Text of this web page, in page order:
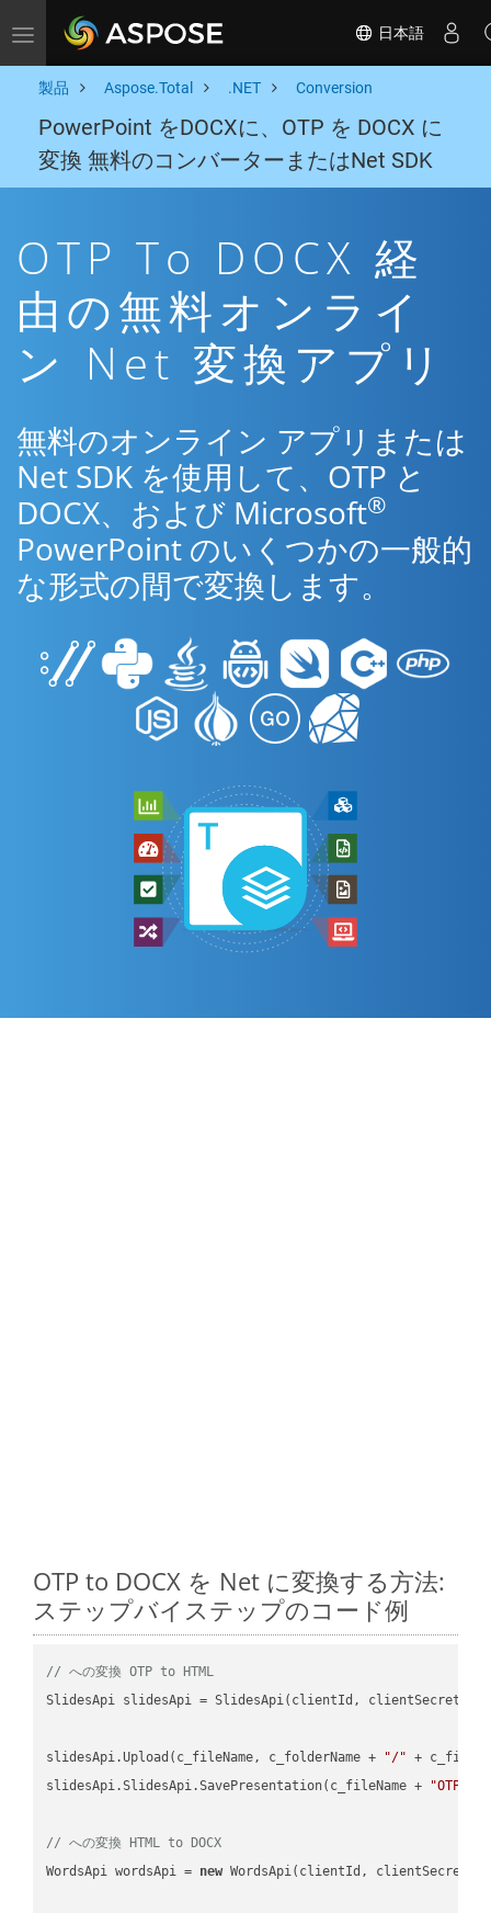
Toggle navigation 日本語
製品 Aspose.Total .NET Conversion
PowerPoint をDOCXに、OTP を DOCX に
変換 無料のコンバーターまたはNet SDK
OTP To DOCX 経
由の無料オンライ
ン Net 変換アプリ
無料のオンライン アプリまたは
Net SDK を使用して、OTP と
DOCX、および Microsoft®
PowerPoint のいくつかの一般的
な形式の間で変換します。
OTP to DOCX を Net に変換する方法:
ステップバイステップのコード例
// への変換 OTP to HTML
SlidesApi slidesApi = SlidesApi(clientId, clientSecret);
slidesApi.Upload(c_fileName, c_folderName + "/" +
slidesApi.SlidesApi.SavePresentation(c_fileName +
"OTP"
// への変換 HTML to DOCX
WordsApi wordsApi = new WordsApi(clientId, clientSecret);